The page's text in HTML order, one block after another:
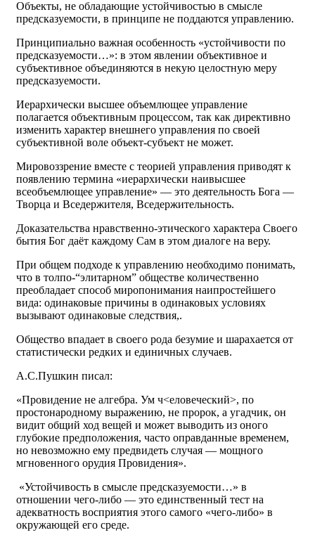
Объекты, не обладающие устойчивостью в смысле
предсказуемости, в принципе не поддаются управлению.
Принципиально важная особенность «устойчивости по
предсказуемости…»: в этом явлении объективное и
субъективное объединяются в некую целостную меру
предсказуемости.
Иерархически высшее объемлющее управление
полагается объективным процессом, так как директивно
изменить характер внешнего управления по своей
субъективной воле объект-субъект не может.
Мировоззрение вместе с теорией управления приводят к
появлению термина «иерархически наивысшее
всеобъемлющее управление» — это деятельность Бога —
Творца и Вседержителя, Вседержительность.
Доказательства нравственно-этического характера Своего
бытия Бог даёт каждому Сам в этом диалоге на веру.
При общем подходе к управлению необходимо понимать,
что в толпо-“элитарном” обществе количественно
преобладает способ миропонимания наипростейшего
вида: одинаковые причины в одинаковых условиях
вызывают одинаковые следствия,.
Общество впадает в своего рода безумие и шарахается от
статистически редких и единичных случаев.
А.С.Пушкин писал:
«Провидение не алгебра. Ум ч<еловеческий>, по
простонародному выражению, не пророк, а угадчик, он
видит общий ход вещей и может выводить из оного
глубокие предположения, часто оправданные временем,
но невозможно ему предвидеть случая — мощного
мгновенного орудия Провидения».
«Устойчивость в смысле предсказуемости…» в
отношении чего-либо — это единственный тест на
адекватность восприятия этого самого «чего-либо» в
окружающей его среде.